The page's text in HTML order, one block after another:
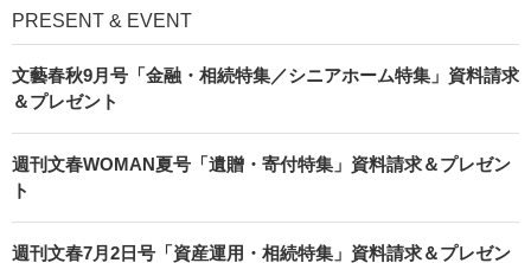
PRESENT & EVENT
文藝春秋9月号「金融・相続特集／シニアホーム特集」資料請求
＆プレゼント
週刊文春WOMAN夏号「遺贈・寄付特集」資料請求＆プレゼン
ト
週刊文春7月2日号「資産運用・相続特集」資料請求＆プレゼン